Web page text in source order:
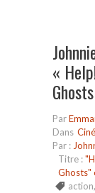
«
Par
Dans
Par :
Titre :
Ghosts"
action,